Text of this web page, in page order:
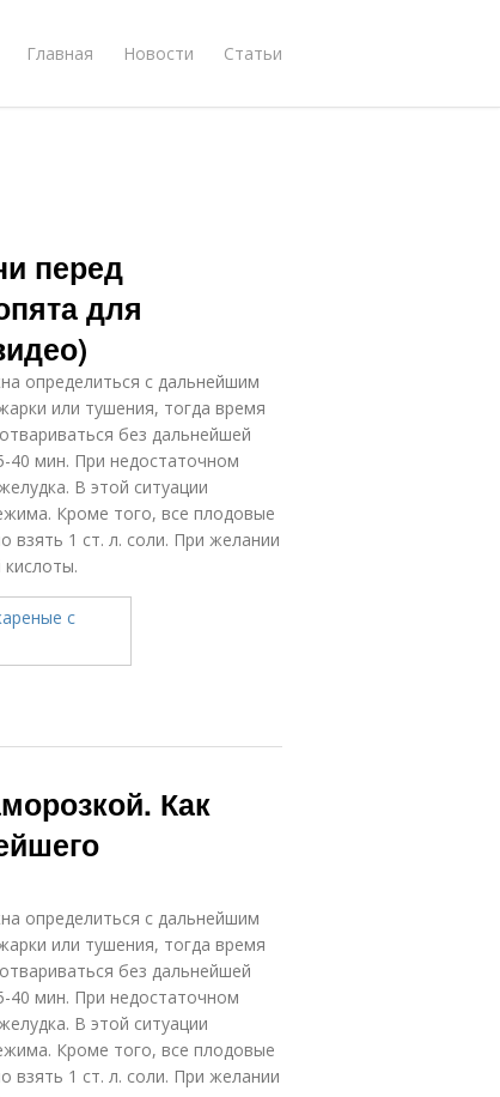
Главная Новости Статьи
перед
для
определиться с дальнейшим
или тушения, тогда время
без дальнейшей
40 мин. При недостаточном
В этой ситуации
Кроме того, все плодовые
взять 1 ст. л. соли. При желании
Как
определиться с дальнейшим
или тушения, тогда время
без дальнейшей
40 мин. При недостаточном
В этой ситуации
Кроме того, все плодовые
взять 1 ст. л. соли. При желании